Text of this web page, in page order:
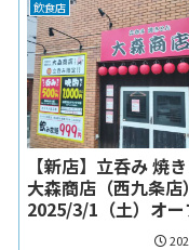
飲食店
【新店】立呑み 焼
大森商店（西九条店）
2025/3/1（土）オー